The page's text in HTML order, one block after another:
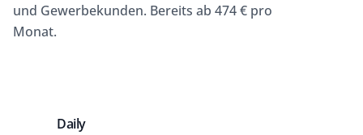
und Gewerbekunden. Bereits ab 474 € pro
Monat.
Daily